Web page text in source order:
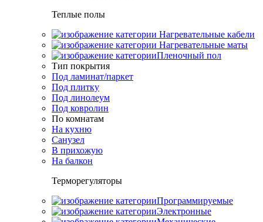
Теплые полы
Нагревательные кабели
Нагревательные маты
Пленочный пол
Тип покрытия
Под ламинат/паркет
Под плитку
Под линолеум
Под ковролин
По комнатам
На кухню
Санузел
В прихожую
На балкон
Терморегуляторы
Программируемые
Электронные